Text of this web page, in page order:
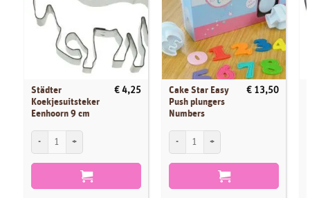
Städter
Koekjesuitsteker
Eenhoorn 9 cm
€ 4,25
Städter Koekjesuitsteker Eenhoorn 9 cm aantal
Cake Star Easy
Push plungers
Numbers
€ 13,50
Cake Star Easy Push plungers Numbers